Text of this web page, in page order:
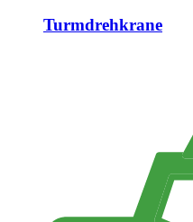
Turmdrehkrane